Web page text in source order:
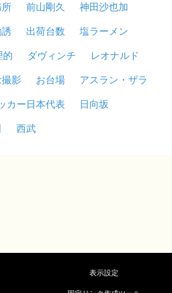
前山剛久
神田沙也加
出荷台数
塩ラーメン
的 ダヴィンチ
レオナルド
影 お台場
アスラン・ザラ
カー日本代表
日向坂
西武
表示設定